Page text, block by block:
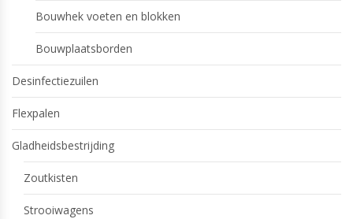
Bouwhek voeten en blokken
Bouwplaatsborden
Desinfectiezuilen
Flexpalen
Gladheidsbestrijding
Zoutkisten
Strooiwagens